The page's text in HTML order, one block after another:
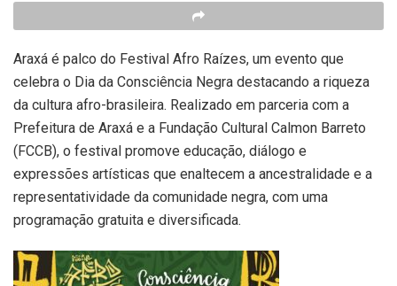
Araxá é palco do Festival Afro Raízes, um evento que
celebra o Dia da Consciência Negra destacando a riqueza
da cultura afro-brasileira. Realizado em parceria com a
Prefeitura de Araxá e a Fundação Cultural Calmon Barreto
(FCCB), o festival promove educação, diálogo e
expressões artísticas que enaltecem a ancestralidade e a
representatividade da comunidade negra, com uma
programação gratuita e diversificada.